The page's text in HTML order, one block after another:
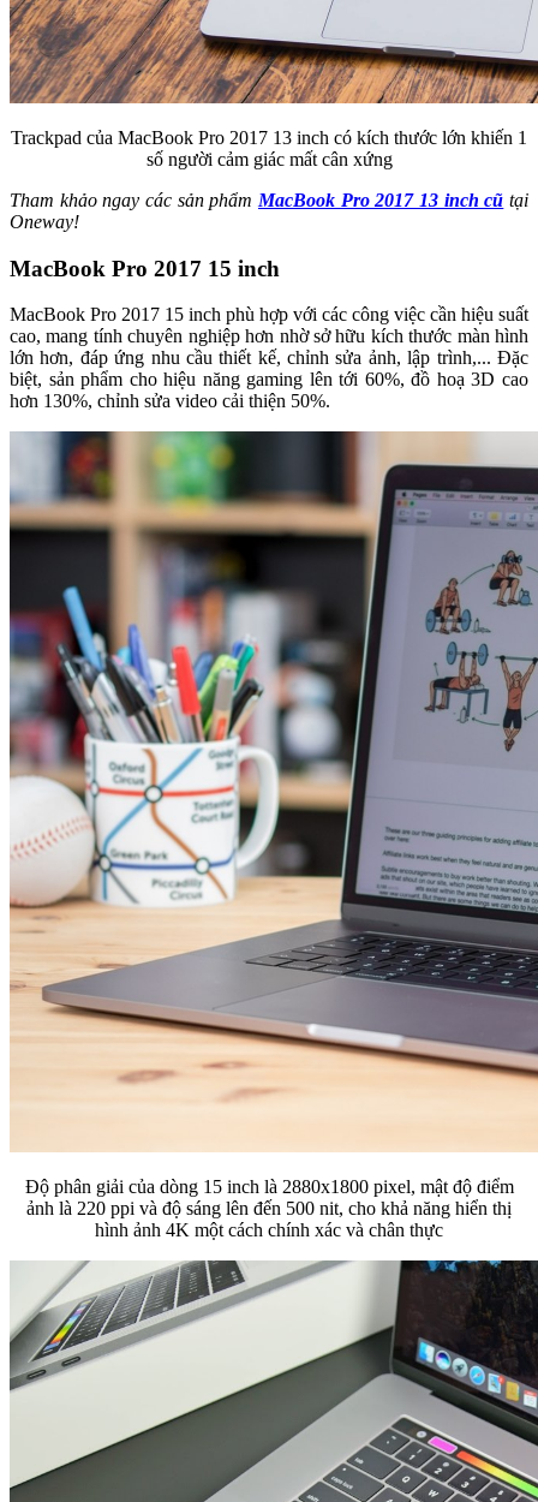
Trackpad của MacBook Pro 2017 13 inch có kích thước lớn khiến 1
số người cảm giác mất cân xứng
Tham khảo ngay các sản phẩm MacBook Pro 2017 13 inch cũ tại
Oneway!
MacBook Pro 2017 15 inch
MacBook Pro 2017 15 inch phù hợp với các công việc cần hiệu suất
cao, mang tính chuyên nghiệp hơn nhờ sở hữu kích thước màn hình
lớn hơn, đáp ứng nhu cầu thiết kế, chỉnh sửa ảnh, lập trình,... Đặc
biệt, sản phẩm cho hiệu năng gaming lên tới 60%, đồ hoạ 3D cao
hơn 130%, chỉnh sửa video cải thiện 50%.
Độ phân giải của dòng 15 inch là 2880x1800 pixel, mật độ điểm
ảnh là 220 ppi và độ sáng lên đến 500 nit, cho khả năng hiển thị
hình ảnh 4K một cách chính xác và chân thực